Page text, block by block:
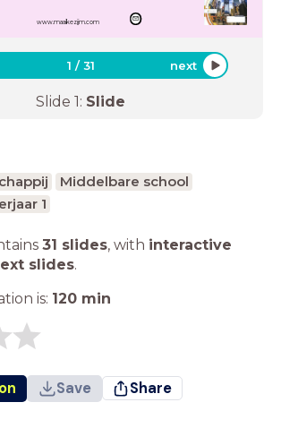
www.maaikezijm.com
1 /31 next
Slide 1: Slide
Middelbare school
1
31 slides, with interactive
slides.
is: 120 min
Save Share